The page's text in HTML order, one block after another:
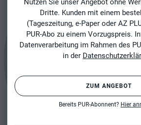
Nutzen Sie unser Angebot ohne
Dritte. Kunden mit einem
(Tageszeitung, e-Paper oder AZ
PUR-Abo zu einem Vorzugspreis.
Datenverarbeitung im Rahmen des
in der
ZUM ANGEBOT
Bereits PUR-Abonnent? Hier